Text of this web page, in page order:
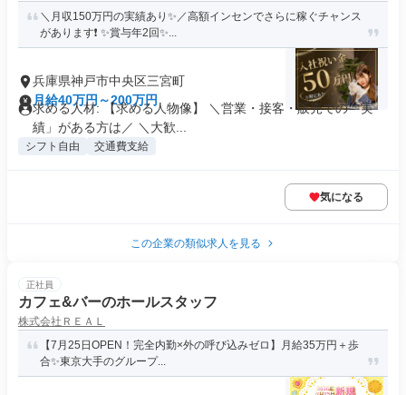
＼月収150万円の実績あり✨／高額インセンでさらに稼ぐチャンス
があります❗ ✨賞与年2回✨...
兵庫県神戸市中央区三宮町
月給40万円～200万円
求める人材: 【求める人物像】 ＼営業・接客・販売での「実
績」がある方は／ ＼大歓...
シフト自由 交通費支給
気になる
この企業の類似求人を見る
正社員
カフェ&バーのホールスタッフ
株式会社ＲＥＡＬ
【7月25日OPEN！完全内勤×外の呼び込みゼロ】月給35万円＋歩
合✨️東京大手のグループ...